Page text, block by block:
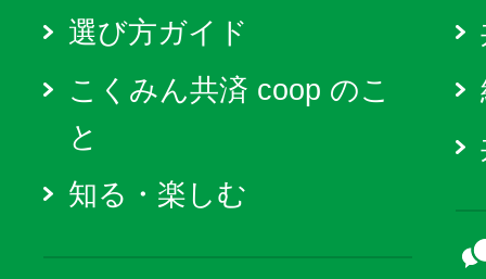
選び方ガイド
こくみん共済 coop のこ
と
知る・楽しむ